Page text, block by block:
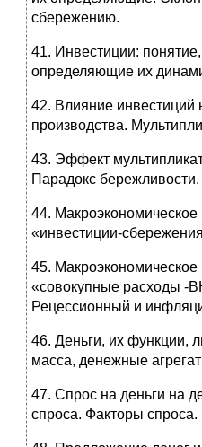
сбережению.
41. Инвестиции:
определяющие их
42. Влияние инвестиций
производства.
43. Эффект
Парадокс бережливости.
44.
«инвестиции-
45.
«совокупные расходы -
Рецессионный и
46. Деньги, их функции,
масса, денежные
47. Спрос на деньги на
спроса. Факторы спроса.